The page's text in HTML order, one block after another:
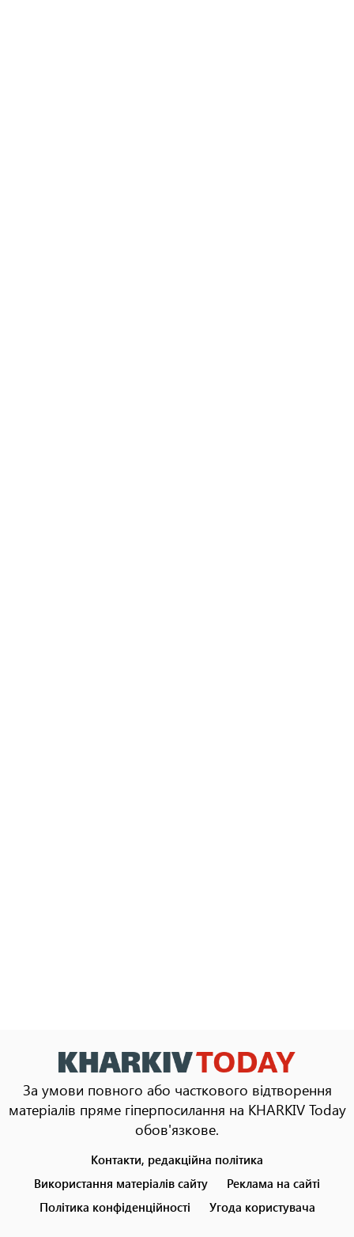
За умови повного або часткового відтворення
матеріалів пряме гіперпосилання на KHARKIV Today
обов'язкове.
menu
Контакти, редакційна політика
Використання матеріалів сайту
Реклама на сайті
Політика конфіденційності
Угода користувача